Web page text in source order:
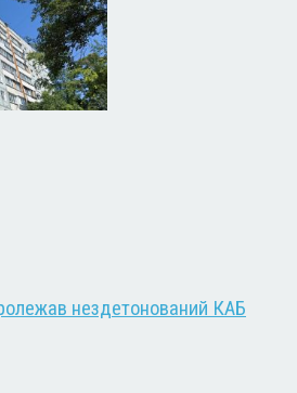
нездетонований КАБ